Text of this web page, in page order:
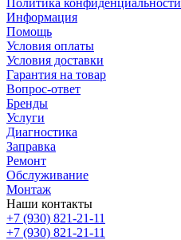
Информация
Помощь
Условия оплаты
Условия доставки
Гарантия на товар
Вопрос-ответ
Бренды
Услуги
Диагностика
Заправка
Ремонт
Обслуживание
Монтаж
Наши контакты
+7 (930) 821-21-11
+7 (930) 821-21-11